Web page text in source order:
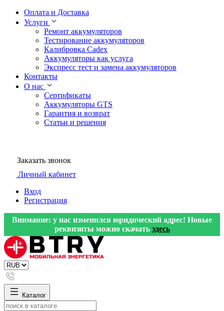
Оплата и Доставка
Услуги
Ремонт аккумуляторов
Тестирование аккумуляторов
Калибровка Cadex
Аккумуляторы как услуга
Экспресс тест и замена аккумуляторов
Контакты
О нас
Сертификаты
Аккумуляторы GTS
Гарантия и возврат
Статьи и решения
Заказать звонок
Личный кабинет
Вход
Регистрация
Внимание: у нас изменился юридический адрес! Новые
реквизиты можно скачать здесь
Каталог